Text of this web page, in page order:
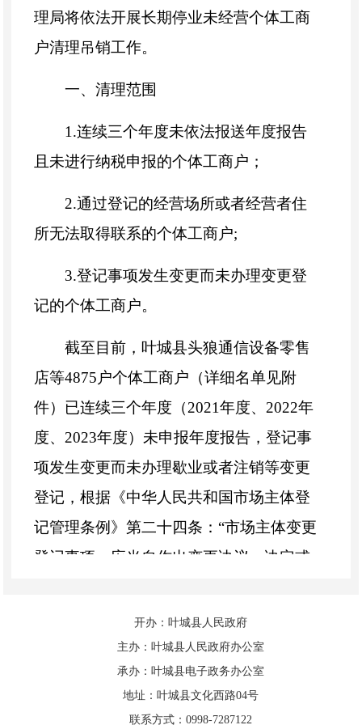
理局将依法开展长期停业未经营个体工商
户清理吊销工作。
一、清理范围
1.连续三个年度未依法报送年度报告
且未进行纳税申报的个体工商户；
2.通过登记的经营场所或者经营者住
所无法取得联系的个体工商户;
3.登记事项发生变更而未办理变更登
记的个体工商户。
截至目前，叶城县头狼通信设备零售
店等4875户个体工商户（详细名单见附
件）已连续三个年度（2021年度、2022年
度、2023年度）未申报年度报告，登记事
项发生变更而未办理歇业或者注销等变更
登记，根据《中华人民共和国市场主体登
记管理条例》第二十四条：“市场主体变更
登记事项，应当自作出变更决议、决定或
登记机关申请变更登记”之规定，依据《中
华人民共和国市场主体登记管理条例》第
四十六条：“市场主体未依照本条例办理变
更登记的，由登记机关责令改正；拒不改
开办：叶城县人民政府
主办：叶城县人民政府办公室
承办：叶城县电子政务办公室
地址：叶城县文化西路04号
联系方式：0998-7287122